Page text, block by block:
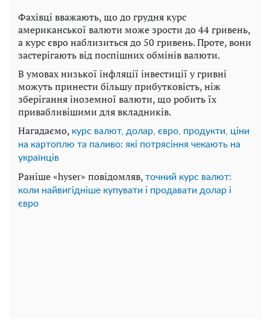
Фахівці вважають, що до грудня курс
американської валюти може зрости до 44 гривень,
а курс євро наблизиться до 50 гривень. Проте, вони
застерігають від поспішних обмінів валюти.
В умовах низької інфляції інвестиції у гривні
можуть принести більшу прибутковість, ніж
зберігання іноземної валюти, що робить їх
привабливішими для вкладників.
Нагадаємо, курс валют, долар, євро, продукти, ціни
на картоплю та паливо: які потрясіння чекають на
українців
Раніше «hyser» повідомляв, точний курс валют:
коли найвигідніше купувати і продавати долар і
євро